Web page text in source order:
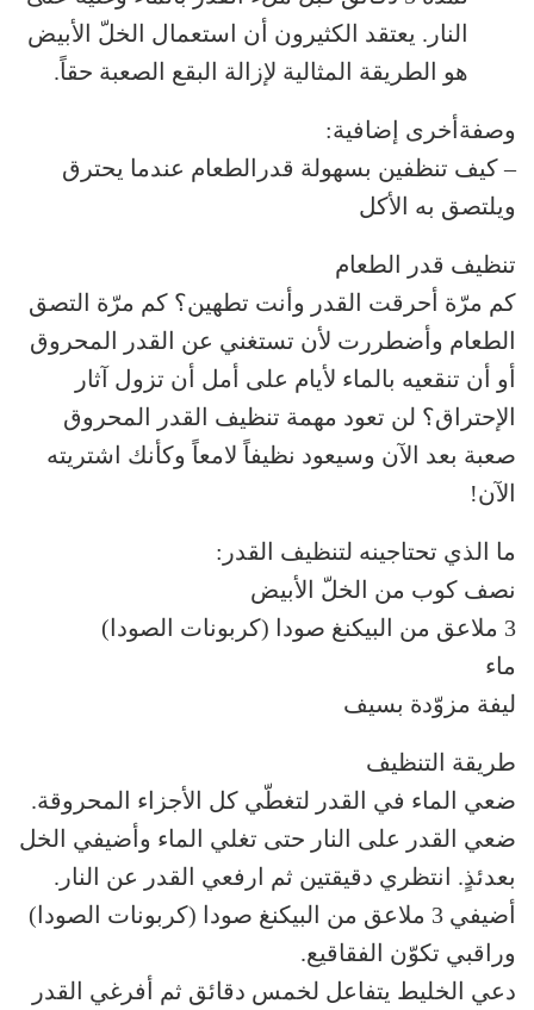
النار. يعتقد الكثيرون أن استعمال الخلّ الأبيض
هو الطريقة المثالية لإزالة البقع الصعبة حقاً.
وصفةأخرى إضافية:
– كيف تنظفين بسهولة قدرالطعام عندما يحترق
ويلتصق به الأكل
تنظيف قدر الطعام
كم مرّة أحرقت القدر وأنت تطهين؟ كم مرّة التصق
الطعام وأضطررت لأن تستغني عن القدر المحروق
أو أن تنقعيه بالماء لأيام على أمل أن تزول آثار
الإحتراق؟ لن تعود مهمة تنظيف القدر المحروق
صعبة بعد الآن وسيعود نظيفاً لامعاً وكأنك اشتريته
الآن!
ما الذي تحتاجينه لتنظيف القدر:
نصف كوب من الخلّ الأبيض
3 ملاعق من البيكنغ صودا (كربونات الصودا)
ماء
ليفة مزوّدة بسيف
طريقة التنظيف
ضعي الماء في القدر لتغطّي كل الأجزاء المحروقة.
ضعي القدر على النار حتى تغلي الماء وأضيفي الخل
بعدئذٍ. انتظري دقيقتين ثم ارفعي القدر عن النار.
أضيفي 3 ملاعق من البيكنغ صودا (كربونات الصودا)
وراقبي تكوّن الفقاقيع.
دعي الخليط يتفاعل لخمس دقائق ثم أفرغي القدر